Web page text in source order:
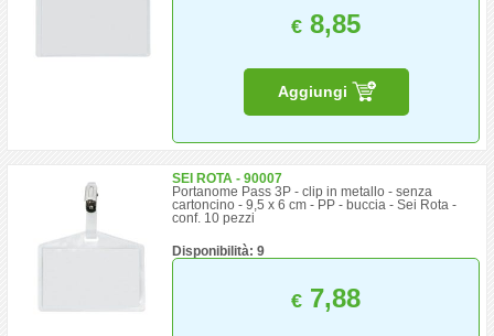
€ 8,85
Aggiungi
SEI ROTA - 90007
Portanome Pass 3P - clip in metallo - senza
cartoncino - 9,5 x 6 cm - PP - buccia - Sei Rota -
conf. 10 pezzi
Disponibilità: 9
€ 7,88